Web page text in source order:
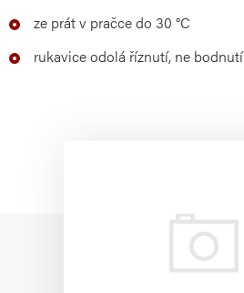
ze prát v pračce do 30 °C
rukavice odolá říznutí, ne bodnutí